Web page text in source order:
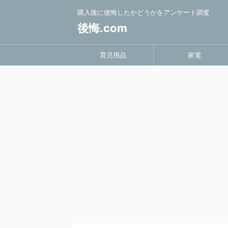
購入後に後悔したかどうかをアンケート調査
後悔.com
育児用品 家電